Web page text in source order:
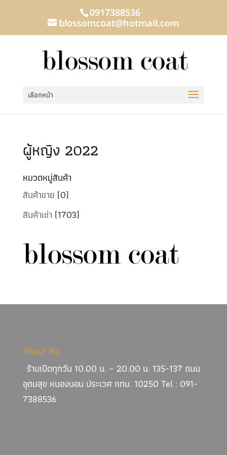
0917388536
blossomcoat@hotmail.com
เลือกหน้า
ผู้หญิง 2022
หมวดหมู่สินค้า
สินค้าขาย (0)
สินค้าเช่า (1703)
About Me
ร้านเปิดทุกวัน 10.00 น. – 20.00 น. 135-137 ถนน
อุดมสุข หนองบอน ประเวศ กทม. 10250 Tel : 091-
7388536